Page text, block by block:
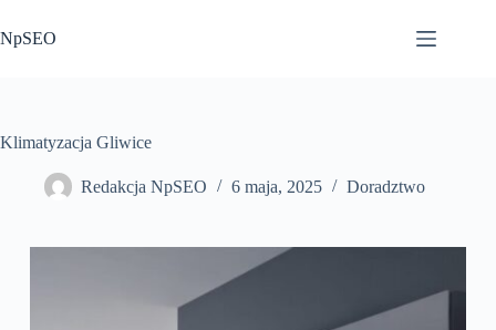
do
treści
NpSEO
Klimatyzacja Gliwice
Redakcja NpSEO 6 maja, 2025 Doradztwo